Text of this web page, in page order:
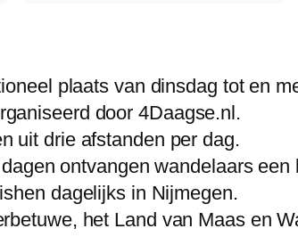
plaats van dinsdag tot en
door 4Daagse.nl.
uit drie afstanden per dag.
ontvangen wandelaars een
dagelijks in Nijmegen.
het Land van Maas en